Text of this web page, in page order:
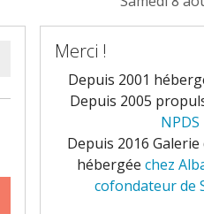
Merci !
Depuis 2001
Depuis 2005
NPDS
Depuis 2016
hébergée chez
cofondateur de